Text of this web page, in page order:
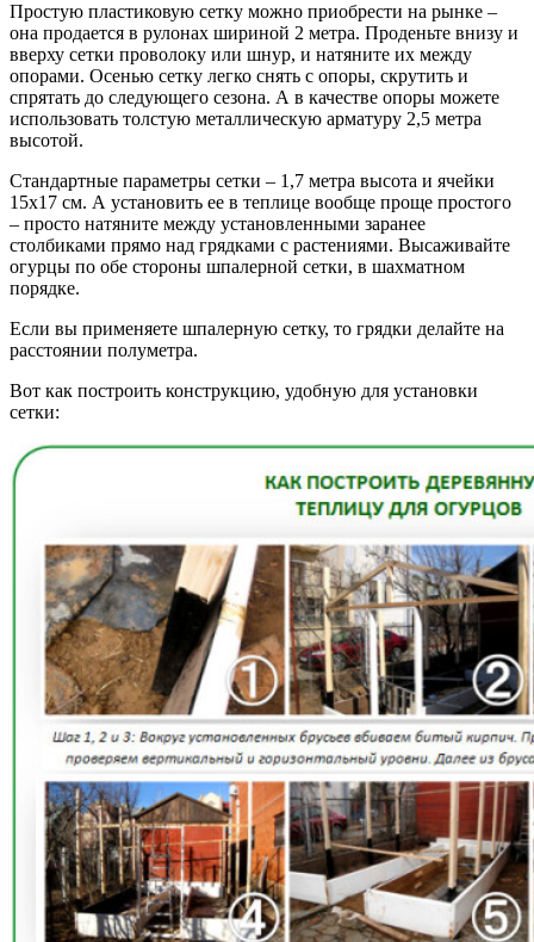
Простую пластиковую сетку можно приобрести на рынке –
она продается в рулонах шириной 2 метра. Проденьте внизу и
вверху сетки проволоку или шнур, и натяните их между
опорами. Осенью сетку легко снять с опоры, скрутить и
спрятать до следующего сезона. А в качестве опоры можете
использовать толстую металлическую арматуру 2,5 метра
высотой.
Стандартные параметры сетки – 1,7 метра высота и ячейки
15х17 см. А установить ее в теплице вообще проще простого
– просто натяните между установленными заранее
столбиками прямо над грядками с растениями. Высаживайте
огурцы по обе стороны шпалерной сетки, в шахматном
порядке.
Если вы применяете шпалерную сетку, то грядки делайте на
расстоянии полуметра.
Вот как построить конструкцию, удобную для установки
сетки: